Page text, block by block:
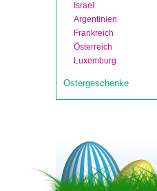
Israel
Argentinien
Frankreich
Österreich
Luxemburg
Ostergeschenke